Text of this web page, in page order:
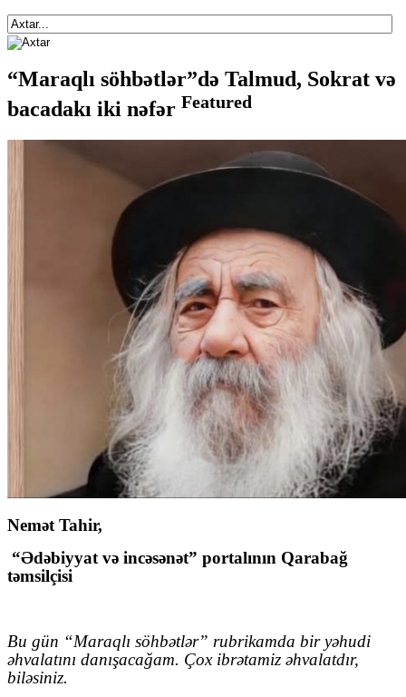
“Maraqlı söhbətlər”də Talmud, Sokrat və
bacadakı iki nəfər Featured
Nemət Tahir,
“Ədəbiyyat və incəsənət” portalının Qarabağ
təmsilçisi
Bu gün “Maraqlı söhbətlər” rubrikamda bir yəhudi
əhvalatını danışacağam. Çox ibrətamiz əhvalatdır,
biləsiniz.